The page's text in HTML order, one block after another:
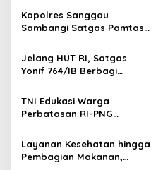
v
i
g
a
t
i
o
n
Kapolres Sanggau
Sambangi Satgas Pamtas
Perkuat Soliditas TNI-Polri
di Perbatasan
Jelang HUT RI, Satgas
Yonif 764/IB Berbagi
TNI Edukasi Warga
Perbatasan RI-PNG
Perkuat Kesadaran Cegah
Penyakit
Layanan Kesehatan hingga
Pembagian Makanan,